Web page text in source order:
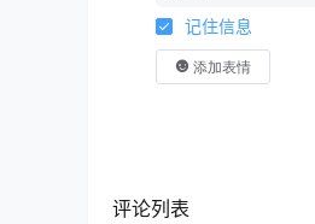
记住信息
添加表情
评论列表